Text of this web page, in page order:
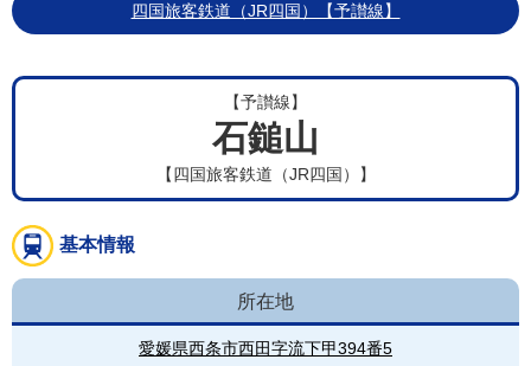
四国旅客鉄道（JR四国）【予讃線】
【予讃線】
石鎚山
【四国旅客鉄道（JR四国）】
基本情報
所在地
愛媛県西条市西田字流下甲394番5